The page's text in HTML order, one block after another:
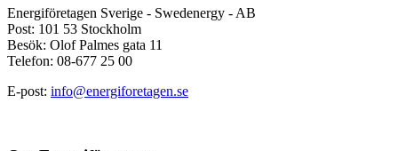
Energiföretagen Sverige - Swedenergy - AB
Post: 101 53 Stockholm
Besök: Olof Palmes gata 11
Telefon: 08-677 25 00
E-post: info@energiforetagen.se